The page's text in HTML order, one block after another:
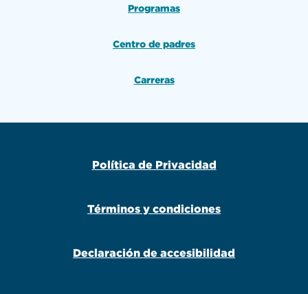
Programas
Centro de padres
Carreras
Política de Privacidad
Términos y condiciones
Declaración de accesibilidad